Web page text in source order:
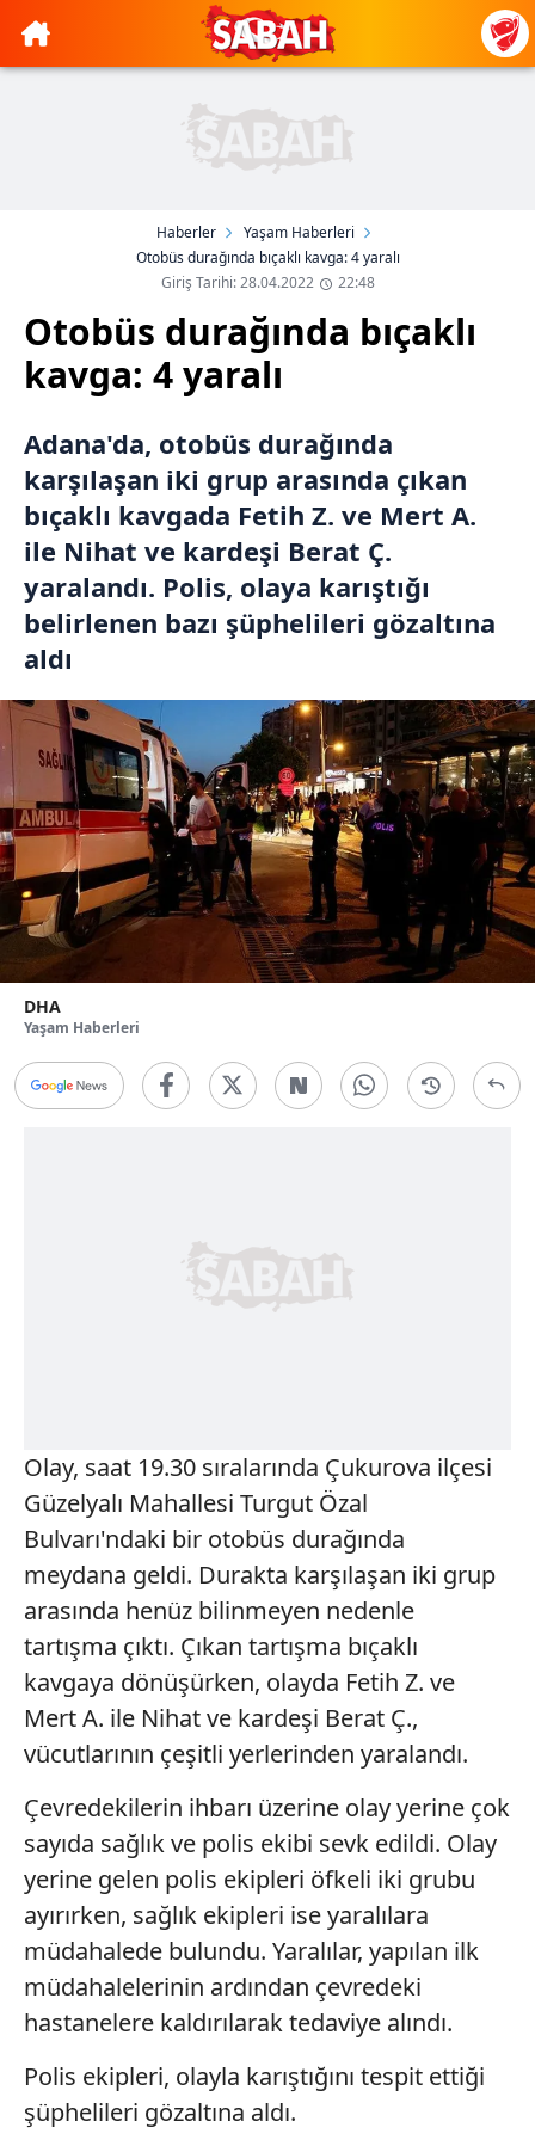
Haberler
Yaşam Haberleri
Otobüs durağında bıçaklı kavga: 4 yaralı
Giriş Tarihi: 28.04.2022
22:48
Otobüs durağında bıçaklı
kavga: 4 yaralı
Adana'da, otobüs durağında
karşılaşan iki grup arasında çıkan
bıçaklı kavgada Fetih Z. ve Mert A.
ile Nihat ve kardeşi Berat Ç.
yaralandı. Polis, olaya karıştığı
belirlenen bazı şüphelileri gözaltına
aldı
DHA
Yaşam Haberleri
Olay, saat 19.30 sıralarında Çukurova ilçesi
Güzelyalı Mahallesi Turgut Özal
Bulvarı'ndaki bir otobüs durağında
meydana geldi. Durakta karşılaşan iki grup
arasında henüz bilinmeyen nedenle
tartışma çıktı. Çıkan tartışma bıçaklı
kavgaya dönüşürken, olayda Fetih Z. ve
Mert A. ile Nihat ve kardeşi Berat Ç.,
vücutlarının çeşitli yerlerinden yaralandı.
Çevredekilerin ihbarı üzerine olay yerine çok
sayıda sağlık ve polis ekibi sevk edildi. Olay
yerine gelen polis ekipleri öfkeli iki grubu
ayırırken, sağlık ekipleri ise yaralılara
müdahalede bulundu. Yaralılar, yapılan ilk
müdahalelerinin ardından çevredeki
hastanelere kaldırılarak tedaviye alındı.
Polis ekipleri, olayla karıştığını tespit ettiği
şüphelileri gözaltına aldı.